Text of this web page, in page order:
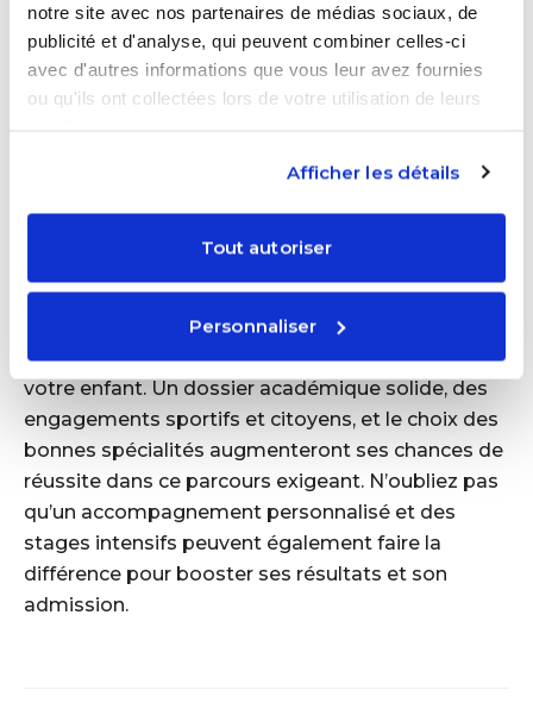
notre site avec nos partenaires de médias sociaux, de
publicité et d'analyse, qui peuvent combiner celles-ci
avec d'autres informations que vous leur avez fournies
ou qu'ils ont collectées lors de votre utilisation de leurs
Afficher les détails
Tout autoriser
Personnaliser
programme STAPS. LaSVT reste la spécialité la
plus conseillée, suivie deMathématiquesou
deEPPCS. Si votre enfant souhaite abandonner
les mathématiques en Terminale, il peut opter
moins exigeante mais toujours bénéfique.
Choisir les bonnes spécialités pour intégrer la
filière STAPS est essentiel, mais il est important
de rester cohérent avec les goûts et les forces de
votre enfant. Un dossier académique solide, des
engagements sportifs et citoyens, et le choix des
bonnes spécialités augmenteront ses chances de
réussite dans ce parcours exigeant. N’oubliez pas
qu’un accompagnement personnalisé et des
stages intensifs peuvent également faire la
différence pour booster ses résultats et son
admission.